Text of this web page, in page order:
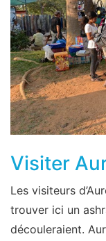
Visiter
Les visiteurs
trouver ici un
découleraient.